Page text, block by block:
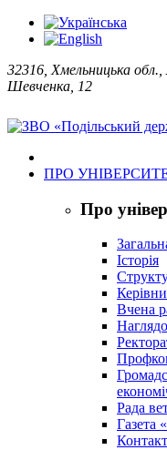
32316, Хмельницька
Шевченка, 12
ПРО
Про
Історія
Вчена
Рада
Газета